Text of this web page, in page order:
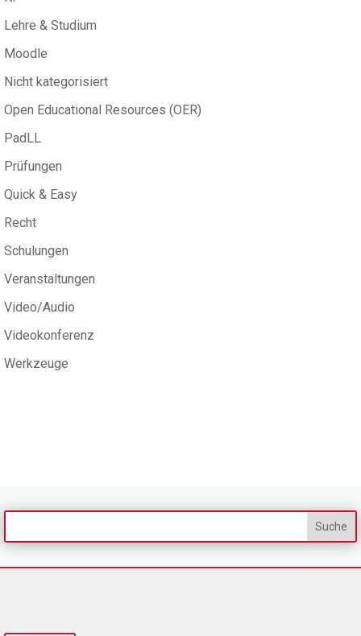
Lehre & Studium
Moodle
Nicht kategorisiert
Open Educational Resources (OER)
PadLL
Prüfungen
Quick & Easy
Recht
Schulungen
Veranstaltungen
Video/Audio
Videokonferenz
Werkzeuge